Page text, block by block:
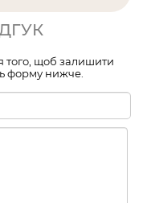
того, щоб залишити
форму нижче.